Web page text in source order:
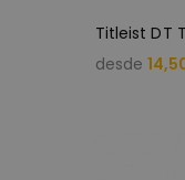
Titleist DT
desde